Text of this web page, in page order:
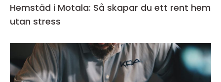
Hemstäd i Motala: Så skapar du ett rent hem
utan stress